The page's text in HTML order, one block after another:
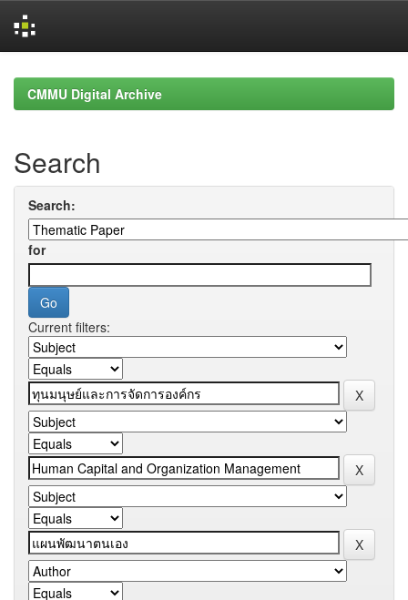
navigationCMMU Digital Archive
Search
Search:
for
Current filters: